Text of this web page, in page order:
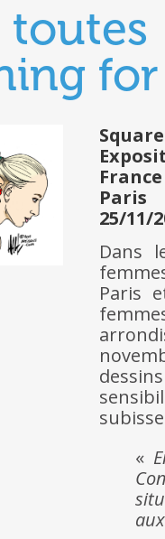
for
France
Paris
25/11/
Dans
Paris
«